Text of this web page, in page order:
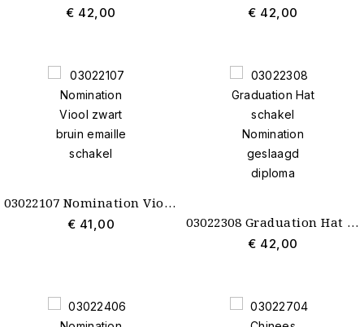
€ 42,00 € 42,00
03022107 Nomination Viool zwart bruin emaille schakel
€ 41,00 03022308 Graduation Hat schakel Nomination geslaagd diploma
€ 42,00